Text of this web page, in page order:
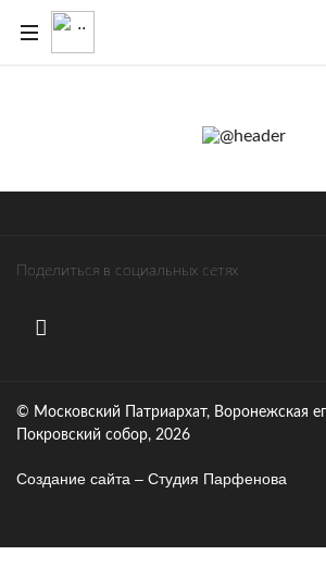
Поделиться в социальных сетях
© Московский Патриархат, Воронежcкая
Покровский собор, 2026
Создание сайта – Cтудия Парфенова